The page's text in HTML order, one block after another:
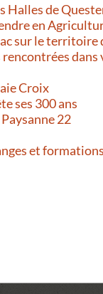
Halles de
en
sur le territoire
dans
Croix
ses 300 ans
22
et formations